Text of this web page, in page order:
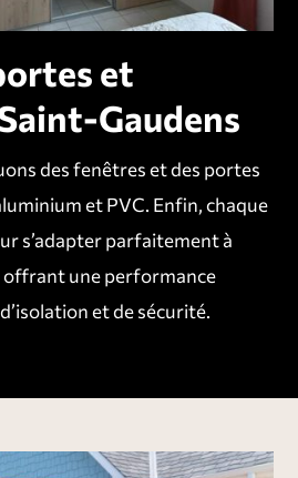
et
Gaudens
des fenêtres et des portes
et PVC. Enfin, chaque
s’adapter parfaitement à
offrant une performance
et desécurité.